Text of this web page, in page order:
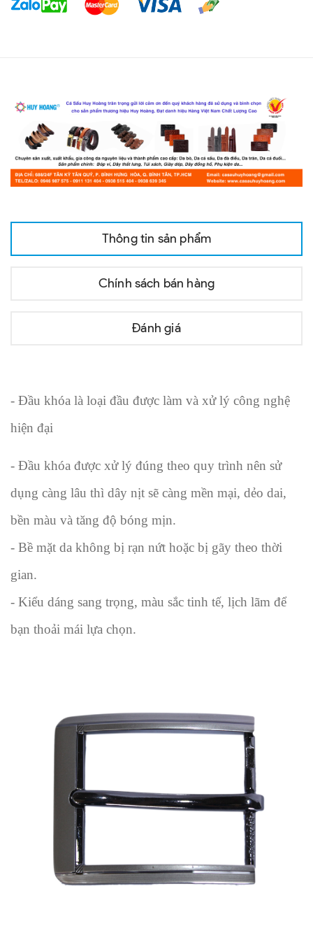
Thông tin sản phẩm
Chính sách bán hàng
Đánh giá
- Đầu khóa là loại đầu được làm và xử lý công nghệ
hiện đại
- Đầu khóa được xử lý đúng theo quy trình nên sử
dụng càng lâu thì dây nịt sẽ càng mền mại, dẻo dai,
bền màu và tăng độ bóng mịn.
- Bề mặt da không bị rạn nứt hoặc bị gãy theo thời
gian.
- Kiểu dáng sang trọng, màu sắc tinh tế, lịch lãm để
bạn thoải mái lựa chọn.